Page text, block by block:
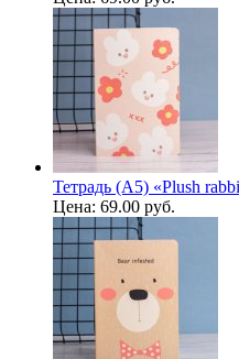
Тетрадь (A5) «Plush
Цена: 69.00 руб.